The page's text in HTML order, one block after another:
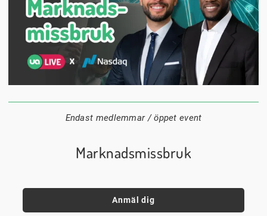
1 september
18:00
Digitalt
Endast medlemmar / öppet event
Marknadsmissbruk
Anmäl dig